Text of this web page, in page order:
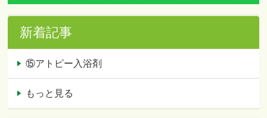
新着記事
⑮アトピー入浴剤
もっと見る